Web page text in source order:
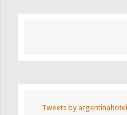
Tweets by argentinahotel_